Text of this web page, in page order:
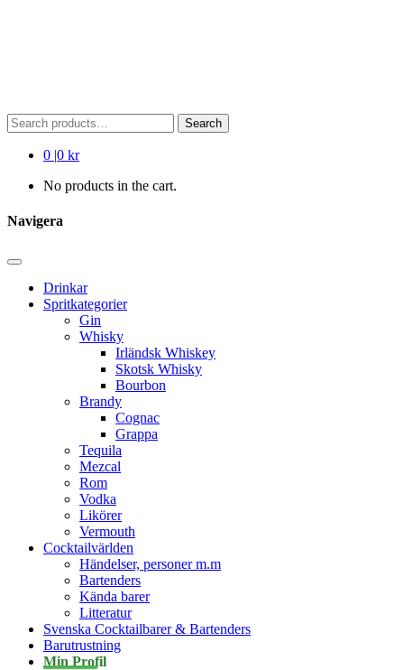
Search
for:
Search
0 |0 kr
No products in the cart.
Navigera
Drinkar
Spritkategorier
Gin
Whisky
Irländsk Whiskey
Skotsk Whisky
Bourbon
Brandy
Cognac
Grappa
Tequila
Mezcal
Rom
Vodka
Likörer
Vermouth
Cocktailvärlden
Händelser, personer m.m
Bartenders
Kända barer
Litteratur
Svenska Cocktailbarer & Bartenders
Barutrustning
Min Profil